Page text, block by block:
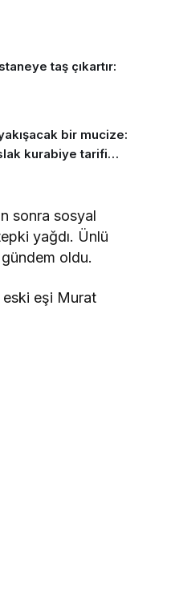
taş çıkartır:
bir mucize:
kurabiye tarifi…
sonra sosyal
yağdı. Ünlü
gündem oldu.
eski eşi Murat